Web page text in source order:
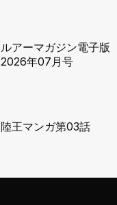
ルアーマガジン電子版
2026年07月号
陸王マンガ第03話